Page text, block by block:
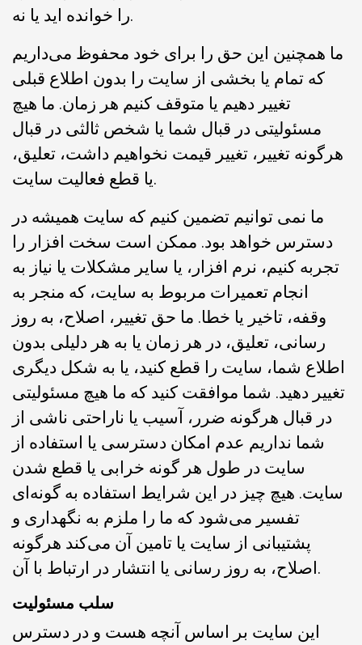
را خوانده اید یا نه.
ما همچنین این حق را برای خود محفوظ می‌داریم
که تمام یا بخشی از سایت را بدون اطلاع قبلی
تغییر دهیم یا متوقف کنیم هر زمان. ما هیچ
مسئولیتی در قبال شما یا شخص ثالثی در قبال
هرگونه تغییر، تغییر قیمت نخواهیم داشت، تعلیق،
یا قطع فعالیت سایت.
ما نمی توانیم تضمین کنیم که سایت همیشه در
دسترس خواهد بود. ممکن است سخت افزار را
تجربه کنیم، نرم افزار، یا سایر مشکلات یا نیاز به
انجام تعمیرات مربوط به سایت، که منجر به
وقفه، تاخیر یا خطا. ما حق تغییر، اصلاح، به روز
رسانی، تعلیق، در هر زمان یا به هر دلیلی بدون
اطلاع شما، سایت را قطع کنید، یا به شکل دیگری
تغییر دهید. شما موافقت کنید که ما هیچ مسئولیتی
در قبال هرگونه ضرر، آسیب یا ناراحتی ناشی از
شما نداریم عدم امکان دسترسی یا استفاده از
سایت در طول هر گونه خرابی یا قطع شدن
سایت. هیچ چیز در این شرایط استفاده به گونه‌ای
تفسیر می‌شود که ما را ملزم به نگهداری و
پشتیبانی از سایت یا تامین آن می‌کند هرگونه
اصلاح، به روز رسانی یا انتشار در ارتباط با آن.
سلب مسئولیت
این سایت بر اساس آنچه هست و در دسترس